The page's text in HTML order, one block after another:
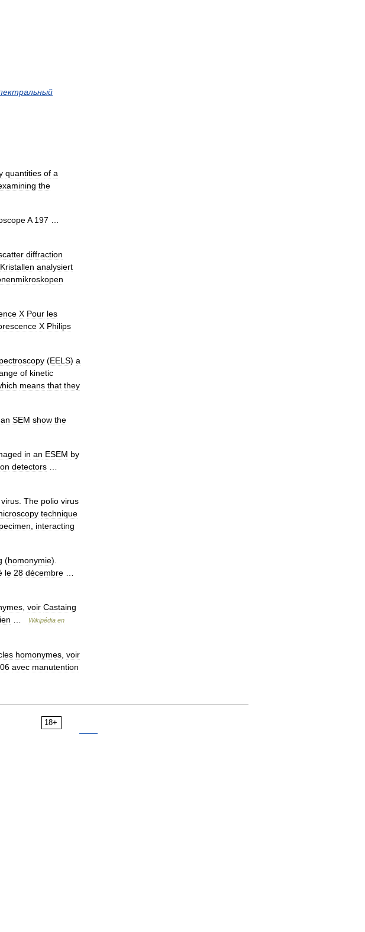
quantities of a
the
A 197
diffraction
Kristallen analysiert
X Pour les
X Philips
(EELS) a
of kinetic
means that they
an SEM show the
in an ESEM by
detectors
virus The polio virus
technique
interacting
(homonymie).
le 28 décembre
voir Castaing
Wikipédia en
homonymes voir
avec manutention
18+